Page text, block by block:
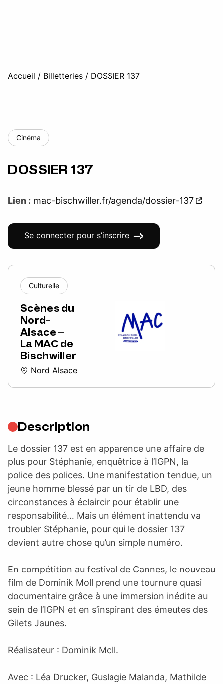
Accueil / Billetteries / DOSSIER 137
Cinéma
DOSSIER 137
Lien : mac-bischwiller.fr/agenda/dossier-137
Se connecter pour s’inscrire
Culturelle
Scènes du
Nord-
Alsace –
La MAC de
Bischwiller
Nord Alsace
Description
Le dossier 137 est en apparence une affaire de
plus pour Stéphanie, enquêtrice à l’IGPN, la
police des polices. Une manifestation tendue, un
jeune homme blessé par un tir de LBD, des
circonstances à éclaircir pour établir une
responsabilité… Mais un élément inattendu va
troubler Stéphanie, pour qui le dossier 137
devient autre chose qu’un simple numéro.
En compétition au festival de Cannes, le nouveau
film de Dominik Moll prend une tournure quasi
documentaire grâce à une immersion inédite au
sein de l’IGPN et en s’inspirant des émeutes des
Gilets Jaunes.
Réalisateur : Dominik Moll.
Avec : Léa Drucker, Guslagie Malanda, Mathilde